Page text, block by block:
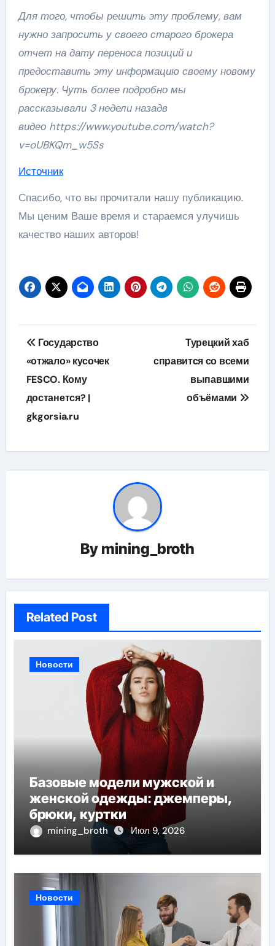
Для того, чтобы решить эту проблему, вам
нужно запросить у своего старого брокера
отчет на дату переноса позиций и
предоставить эту информацию своему новому
брокеру. Чуть более подробно мы
рассказывали 3 недели назадв
видео https://www.youtube.com/watch?
v=oUBKQm_w5Ss
Источник
Спасибо, что вы прочитали нашу публикацию.
Мы ценим Ваше время и стараемся улучишь
качество наших авторов!
Навигация
по
записям
Государство
«отжало» кусочек
FESCO. Кому
достанется? |
gkgorsia.ru
Турецкий хаб
справится со всеми
выпавшими
объёмами
By mining_broth
Related Post
Новости
Базовые модели мужской и
женской одежды: джемперы,
брюки, куртки
mining_broth Июл 9, 2026
Новости